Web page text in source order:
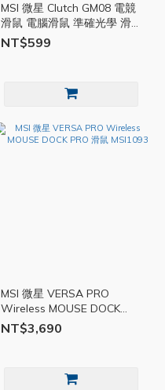
MSI 微星 Clutch GM08 電競
滑鼠 電腦滑鼠 準確光學 滑
鼠 MSI05
NT$599
MSI 微星 VERSA PRO
Wireless MOUSE DOCK
PRO 滑鼠 MSI1093
NT$3,690